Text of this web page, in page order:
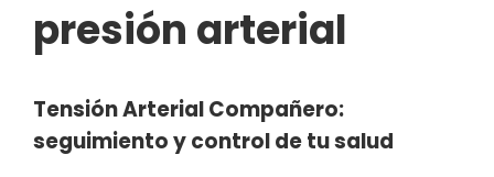
presión arterial
Tensión Arterial Compañero:
seguimiento y control de tu salud